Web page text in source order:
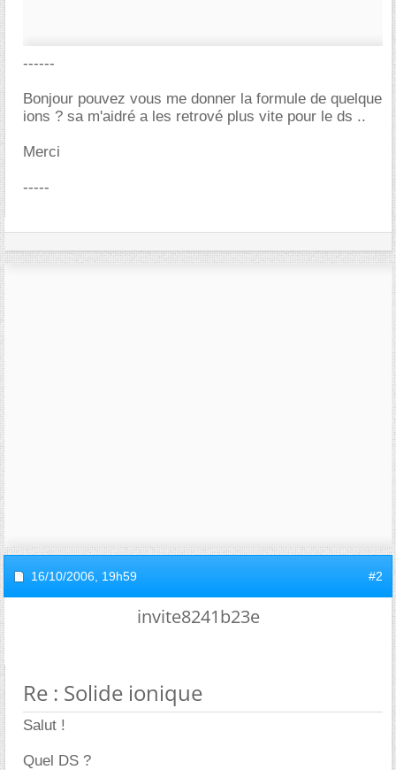
------
Bonjour pouvez vous me donner la formule de quelque
ions ? sa m'aidré a les retrové plus vite pour le ds ..
Merci
-----
16/10/2006, 19h59 #2
invite8241b23e
Re : Solide ionique
Salut !
Quel DS ?